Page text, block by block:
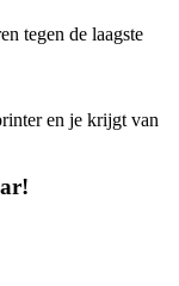
tegen de laagste
en je krijgt van